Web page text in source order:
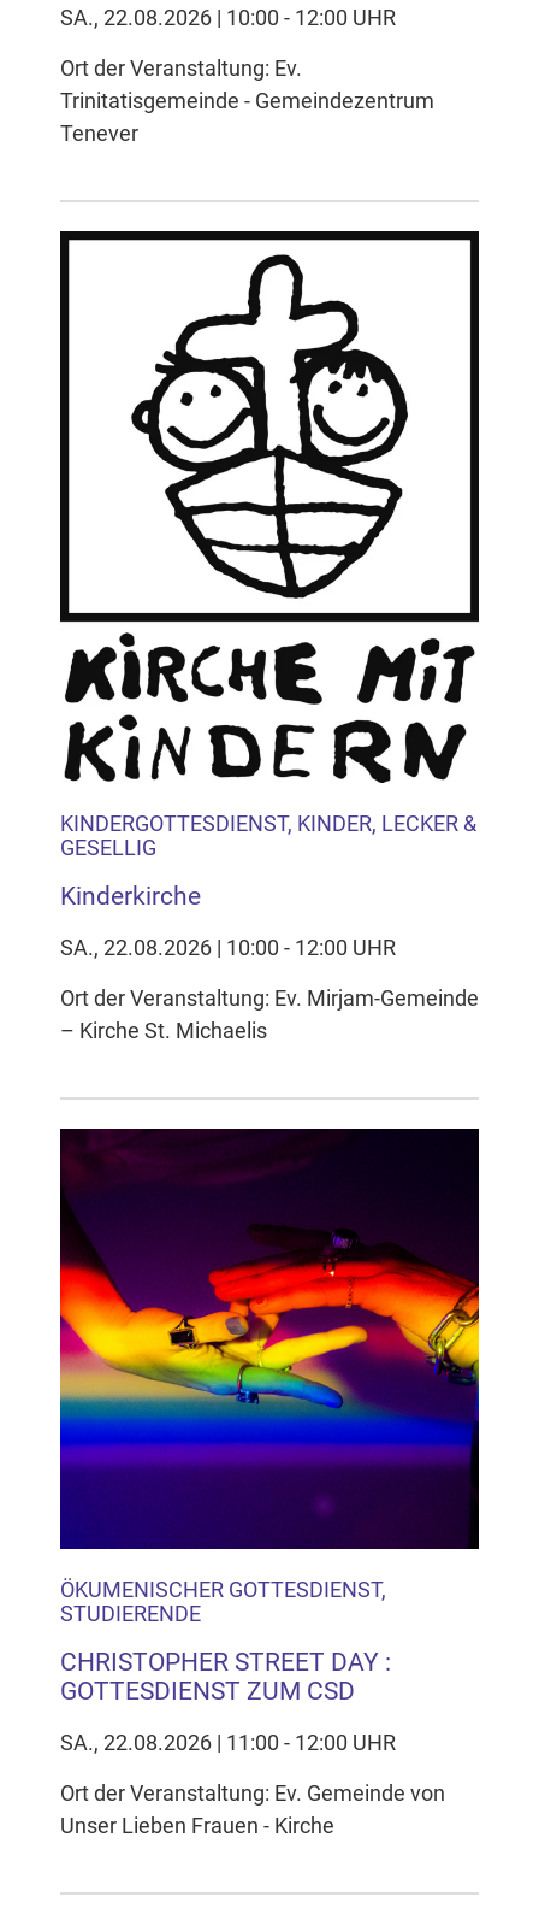
SA., 22.08.2026 | 10:00 - 12:00 UHR
Ort der Veranstaltung: Ev.
Trinitatisgemeinde - Gemeindezentrum
Tenever
KINDERGOTTESDIENST, KINDER, LECKER &
GESELLIG
Kinderkirche
SA., 22.08.2026 | 10:00 - 12:00 UHR
Ort der Veranstaltung: Ev. Mirjam-Gemeinde
– Kirche St. Michaelis
ÖKUMENISCHER GOTTESDIENST,
STUDIERENDE
CHRISTOPHER STREET DAY :
GOTTESDIENST ZUM CSD
SA., 22.08.2026 | 11:00 - 12:00 UHR
Ort der Veranstaltung: Ev. Gemeinde von
Unser Lieben Frauen - Kirche